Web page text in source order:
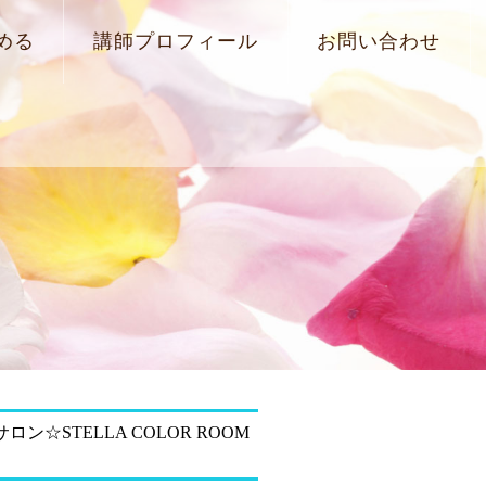
る 講師プロフィール お問い合わせ
ロン☆STELLA COLOR ROOM